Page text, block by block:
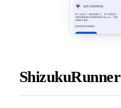
ShizukuRunner